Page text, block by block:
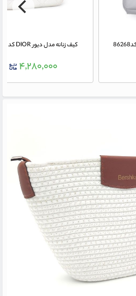
کیف زنانه مدل دیور DIOR کد 120263
۴,۲۸۰,۰۰۰